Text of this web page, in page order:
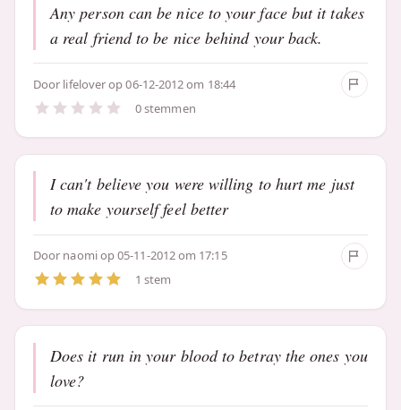
Any person can be nice to your face but it takes
a real friend to be nice behind your back.
Door lifeloverop 06-12-2012 om 18:44
0 stemmen
I can't believe you were willing to hurt me just
to make yourself feel better
Door naomiop 05-11-2012 om 17:15
1 stem
Does it run in your blood to betray the ones you
love?